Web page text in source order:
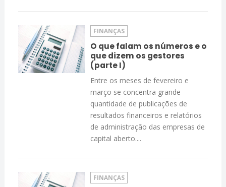
FINANÇAS
O que falam os números e o
que dizem os gestores
(parte I)
Entre os meses de fevereiro e
março se concentra grande
quantidade de publicações de
resultados financeiros e relatórios
de administração das empresas de
capital aberto....
FINANÇAS